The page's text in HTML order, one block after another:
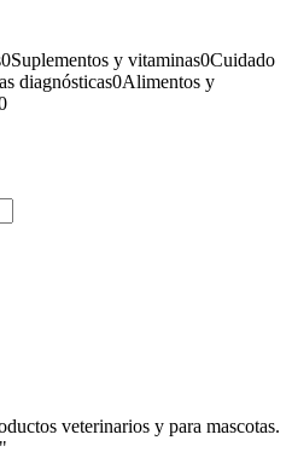
0Suplementos y vitaminas0Cuidado
diagnósticas0Alimentos y
veterinarios y para mascotas.